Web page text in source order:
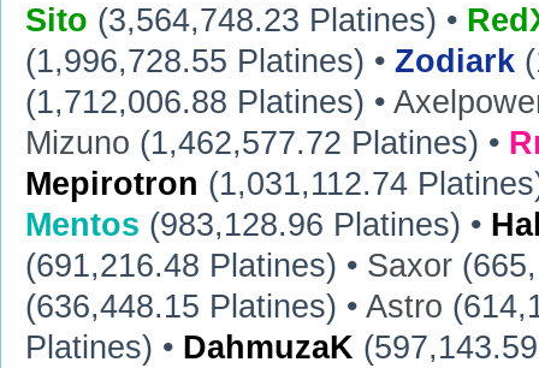
Sito (3,564,748.23 Platines) •
(1,996,728.55 Platines) • Zodiark
(1,712,006.88 Platines) •
Mizuno (1,462,577.72 Platines) •
Mepirotron (1,031,112.74
Mentos (983,128.96 Platines) •
(691,216.48 Platines) • Saxor
(636,448.15 Platines) • Astro
Platines) • DahmuzaK